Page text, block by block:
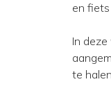
en
In
te